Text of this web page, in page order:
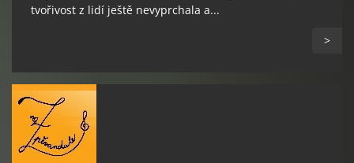
tvořivost z lidí ještě nevyprchala a...
>